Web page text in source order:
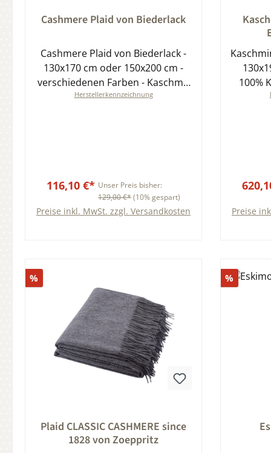
Durchschnittliche Bewertung von 0 von 5 Sternen
Cashmere Plaid von Biederlack
Cashmere Plaid von Biederlack -
130x170 cm oder 150x200 cm -
verschiedenen Farben - Kaschmir
und Wolle Mix
Herstellerkennzeichnung
116,10 €* Unser Preis bisher:
129,00 €*(10% gespart)
Preise inkl. MwSt. zzgl. Versandkosten
100%
Preise
%
Durchschnittliche Bewertung von 0 von 5 Sternen
Plaid CLASSIC CASHMERE since
1828 von Zoeppritz
% Rabatt